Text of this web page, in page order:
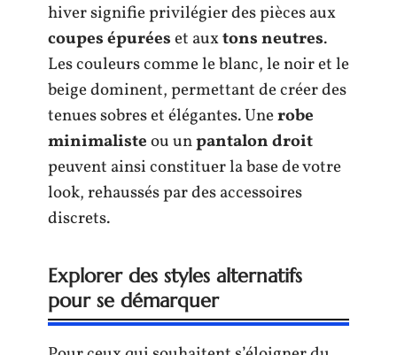
hiver signifie privilégier des pièces aux
coupes épuréeset auxtons neutres.
Les couleurs comme le blanc, le noir et le
beige dominent, permettant de créer des
tenues sobres et élégantes. Unerobe
minimalisteou unpantalon droit
peuvent ainsi constituer la base de votre
look, rehaussés par des accessoires
discrets.
Explorer des styles alternatifs
pour se démarquer